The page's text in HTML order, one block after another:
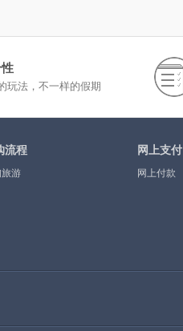
玩法，不一样的假期
流程
游
网上支付
网上付款